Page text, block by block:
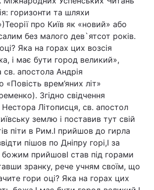
Війна
Світ
горизонти та шляхи
про Київ як «новий» або
без малого дев`ятсот років.
Яка на горах цих возсія
і має бути город великий»,
св. апостола Андрія
«Повість врем’яних літ»
Згідно свідчення
Літописця, св. апостол
землю і поставив тут свій
піти в Рим.І прийшов до гирла
пішов по Дніпру горі,І за
прийшовІ став під горами
зранку, рече учням своїм, що
гори оці? Яка на горах цих